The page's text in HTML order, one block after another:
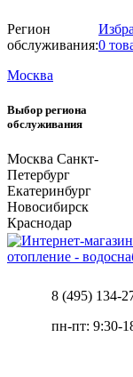
Регион
обслуживания:
Москва
Выбор региона
обслуживания
Москва Санкт-
Петербург
Екатеринбург
Новосибирск
Краснодар
0
отопление -
8 (495) 134-
пн-пт: 9:30-